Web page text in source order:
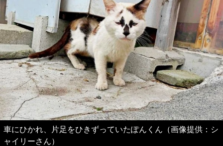
車にひかれ、片足をひきずっていたぽんくん（画像提供：シ
ャイリーさん）